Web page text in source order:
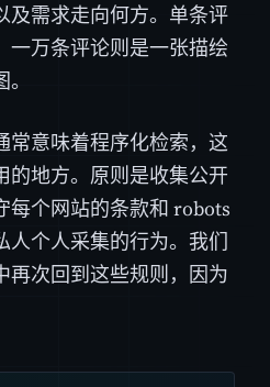
及需求走向何方。单条评
一万条评论则是一张描绘
常意味着程序化检索，这
的地方。原则是收集公开
每个网站的条款和 robots
人个人采集的行为。我们
再次回到这些规则，因为